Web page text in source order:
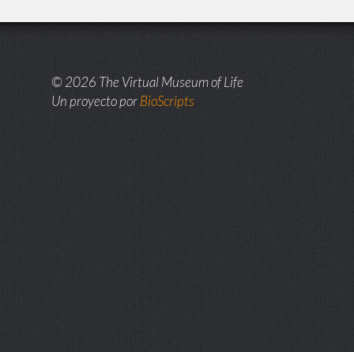
© 2026 The Virtual Museum of Life
Un proyecto porBioScripts